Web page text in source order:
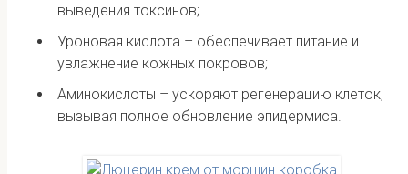
выведения токсинов;
Уроновая кислота – обеспечивает питание и
увлажнение кожных покровов;
Аминокислоты – ускоряют регенерацию клеток,
вызывая полное обновление эпидермиса.